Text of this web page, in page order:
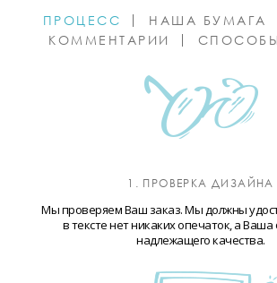
ПРОЦЕСС НАША БУМАГА
КОММЕНТАРИИ
1. ПРОВЕРКА ДИЗАЙНА
Мы проверяем Ваш заказ. Мы должны
в тексте нет никаких опечаток, а Ваша
надлежащего качества.